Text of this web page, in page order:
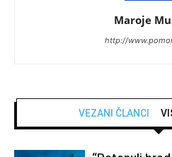
Maroje
http://
VEZANI ČLANCI